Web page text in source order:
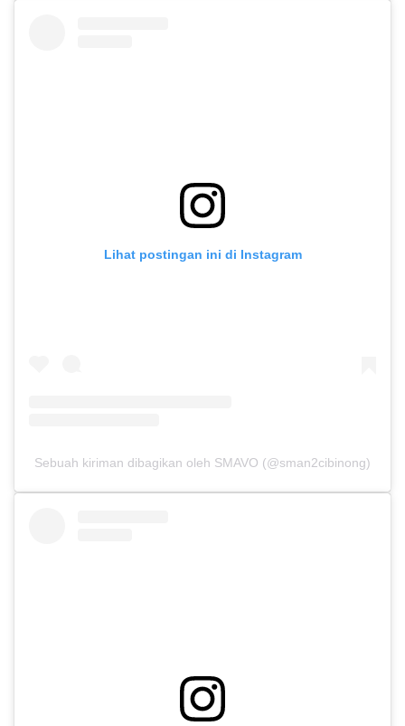
Lihat postingan ini di Instagram
Sebuah kiriman dibagikan oleh SMAVO (@sman2cibinong)